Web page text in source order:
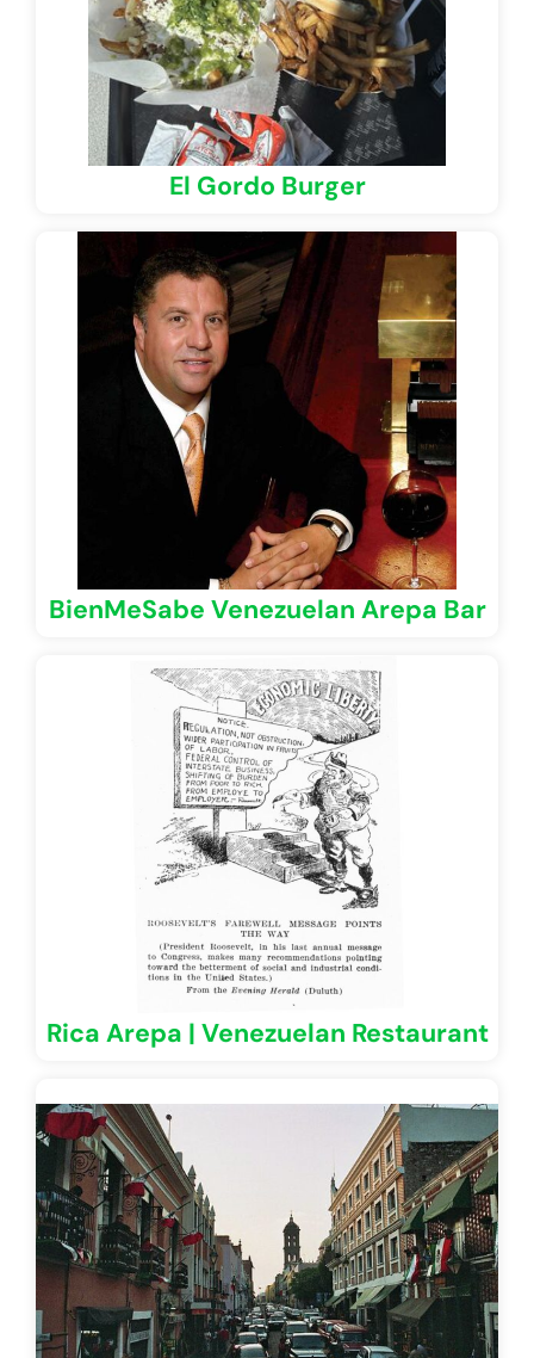
El Gordo Burger
BienMeSabe Venezuelan Arepa Bar
Rica Arepa | Venezuelan Restaurant